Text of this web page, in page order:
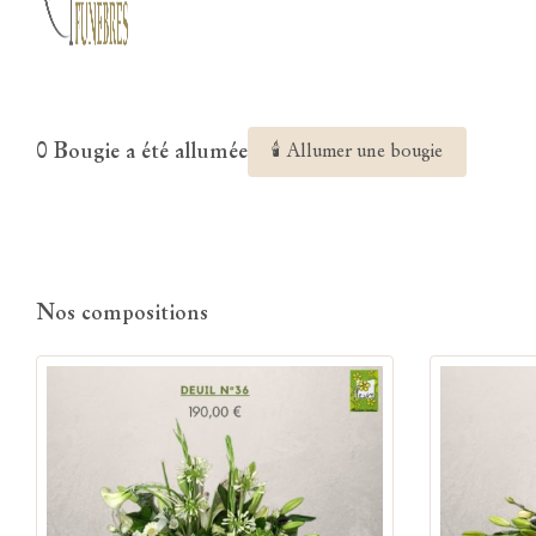
0 Bougie a été allumée 🕯 Allumer une bougie
Nos compositions